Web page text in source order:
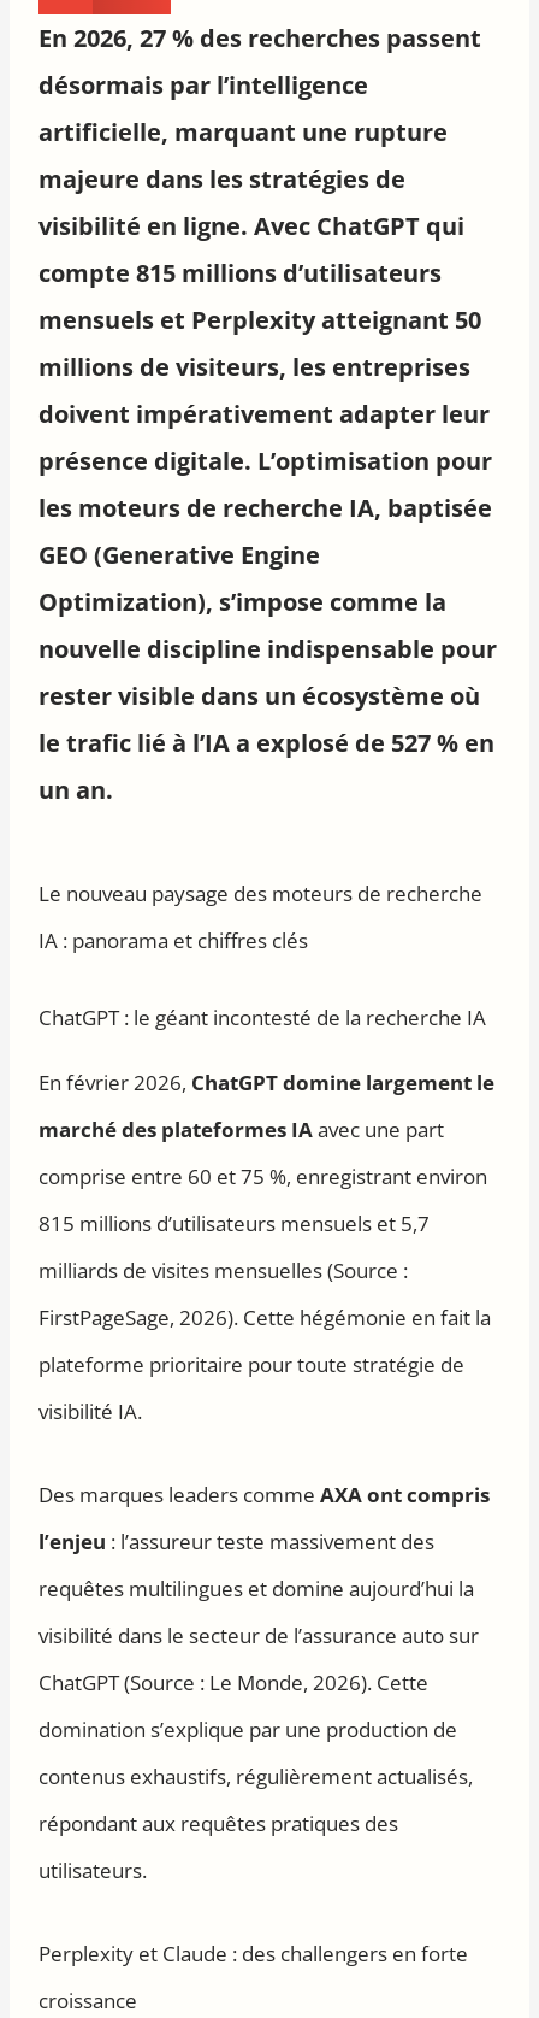
En 2026, 27 % des recherches passent
désormais par l’intelligence
artificielle, marquant une rupture
majeure dans les stratégies de
visibilité en ligne. Avec ChatGPT qui
compte 815 millions d’utilisateurs
mensuels et Perplexity atteignant 50
millions de visiteurs, les entreprises
doivent impérativement adapter leur
présence digitale. L’optimisation pour
les moteurs de recherche IA, baptisée
GEO (Generative Engine
Optimization), s’impose comme la
nouvelle discipline indispensable pour
rester visible dans un écosystème où
le trafic lié à l’IA a explosé de 527 % en
un an.
Le nouveau paysage des moteurs de recherche
IA : panorama et chiffres clés
ChatGPT : le géant incontesté de la recherche IA
En février 2026, ChatGPT domine largement le
marché des plateformes IAavec une part
comprise entre 60 et 75 %, enregistrant environ
815 millions d’utilisateurs mensuels et 5,7
milliards de visites mensuelles (Source :
FirstPageSage, 2026). Cette hégémonie en fait la
plateforme prioritaire pour toute stratégie de
visibilité IA.
Des marques leaders commeAXA ont compris
l’enjeu : l’assureur teste massivement des
requêtes multilingues et domine aujourd’hui la
visibilité dans le secteur de l’assurance auto sur
ChatGPT (Source : Le Monde, 2026). Cette
domination s’explique par une production de
contenus exhaustifs, régulièrement actualisés,
répondant aux requêtes pratiques des
utilisateurs.
Perplexity et Claude : des challengers en forte
croissance